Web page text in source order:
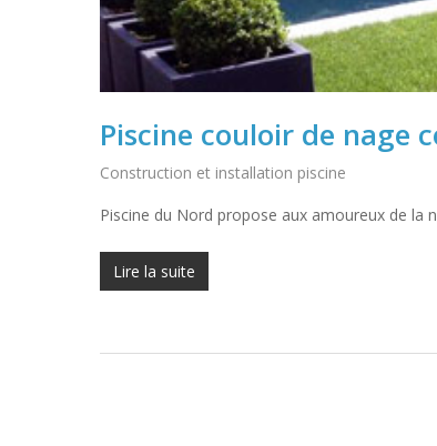
Piscine couloir de nage
Construction et installation piscine
Piscine du Nord propose aux amoureux de la
Lire la suite